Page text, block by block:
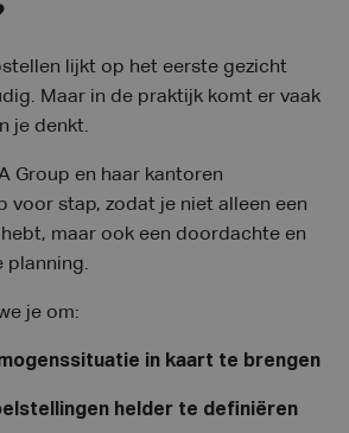
lijkt op het eerste gezicht
Maar in de praktijk komt er vaak
je denkt.
Group en haar kantoren
voor stap, zodat je niet alleen een
maar ook een doordachte en
planning.
je om:
in kaart te brengen
helder te definiëren